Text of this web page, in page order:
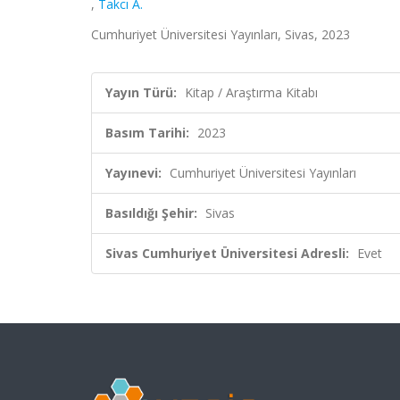
, Takcı A.
Cumhuriyet Üniversitesi Yayınları, Sivas, 2023
Yayın Türü: Kitap / Araştırma Kitabı
Basım Tarihi: 2023
Yayınevi: Cumhuriyet Üniversitesi Yayınları
Basıldığı Şehir: Sivas
Sivas Cumhuriyet Üniversitesi Adresli: Evet